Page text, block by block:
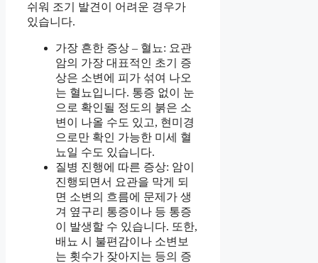
쉬워 조기 발견이 어려운 경우가
있습니다.
가장 흔한 증상 – 혈뇨: 요관
암의 가장 대표적인 초기 증
상은 소변에 피가 섞여 나오
는 혈뇨입니다. 통증 없이 눈
으로 확인될 정도의 붉은 소
변이 나올 수도 있고, 현미경
으로만 확인 가능한 미세 혈
뇨일 수도 있습니다.
질병 진행에 따른 증상: 암이
진행되면서 요관을 막게 되
면 소변의 흐름에 문제가 생
겨 옆구리 통증이나 등 통증
이 발생할 수 있습니다. 또한,
배뇨 시 불편감이나 소변보
는 횟수가 잦아지는 등의 증